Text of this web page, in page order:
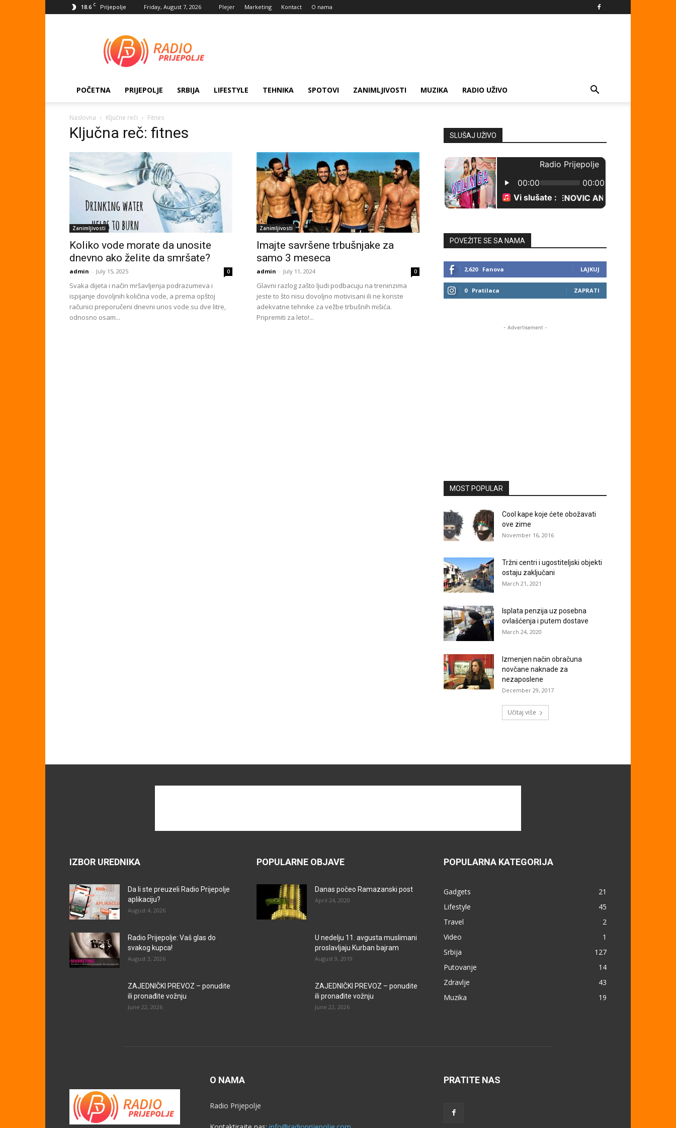
18.6 C Prijepolje Friday, August 7, 2026 Plejer Marketing Kontact O nama
Prijepolje
POČETNA PRIJEPOLJE SRBIJA LIFESTYLE TEHNIKA SPOTOVI ZANIMLJIVOSTI MUZIKA RADIO UŽIVO
Naslovna Ključne reči Fitnes
Ključna reč: fitnes
Zanimljivosti
Koliko vode morate da unosite
dnevno ako želite da smršate?
admin - July 15, 2025 0
Svaka dijeta i način mršavljenja podrazumeva i
ispijanje dovoljnih količina vode, a prema opštoj
računici preporučeni dnevni unos vode su dve litre,
odnosno osam...
Zanimljivosti
Imajte savršene trbušnjake za
samo 3 meseca
admin - July 11, 2024 0
Glavni razlog zašto ljudi podbacuju na treninzima
jeste to što nisu dovoljno motivisani ili ne koriste
adekvatne tehnike za vežbe trbušnih mišića.
Pripremiti za leto!...
SLUŠAJ UŽIVO
POVEŽITE SE SA NAMA
2,620 Fanova LAJKUJ
0 Pratilaca ZAPRATI
- Advertisement -
MOST POPULAR
Cool kape koje ćete obožavati
ove zime
November 16, 2016
Tržni centri i ugostiteljski objekti
ostaju zaključani
March 21, 2021
Isplata penzija uz posebna
ovlašćenja i putem dostave
March 24, 2020
Izmenjen način obračuna
novčane naknade za
nezaposlene
December 29, 2017
Učitaj više
IZBOR UREDNIKA
Da li ste preuzeli Radio Prijepolje
aplikaciju?
August 4, 2026
Radio Prijepolje: Vaš glas do
svakog kupca!
August 3, 2026
ZAJEDNIČKI PREVOZ – ponudite
ili pronađite vožnju
June 22, 2026
POPULARNE OBJAVE
Danas počeo Ramazanski post
April 24, 2020
U nedelju 11. avgusta muslimani
proslavljaju Kurban bajram
August 9, 2019
ZAJEDNIČKI PREVOZ – ponudite
ili pronađite vožnju
June 22, 2026
POPULARNA KATEGORIJA
Gadgets
21
Lifestyle
45
Travel
2
Video
1
Srbija
127
Putovanje
14
Zdravlje
43
Muzika
19
O NAMA
Radio Prijepolje
PRATITE NAS